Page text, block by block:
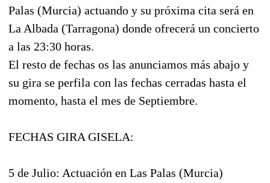
Palas (Murcia) actuando y su próxima cita será en
La Albada (Tarragona) donde ofrecerá un concierto
a las 23:30 horas.
El resto de fechas os las anunciamos más abajo y
su gira se perfila con las fechas cerradas hasta el
momento, hasta el mes de Septiembre.
FECHAS GIRA GISELA:
5 de Julio: Actuación en Las Palas (Murcia)